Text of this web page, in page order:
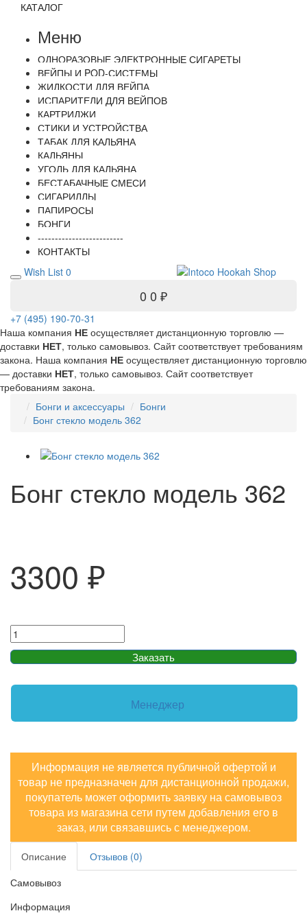
КАТАЛОГ
Меню
ОДНОРАЗОВЫЕ ЭЛЕКТРОННЫЕ СИГАРЕТЫ
ВЕЙПЫ И POD-СИСТЕМЫ
ЖИДКОСТИ ДЛЯ ВЕЙПА
ИСПАРИТЕЛИ ДЛЯ ВЕЙПОВ
КАРТРИДЖИ
СТИКИ И УСТРОЙСТВА
ТАБАК ДЛЯ КАЛЬЯНА
КАЛЬЯНЫ
УГОЛЬ ДЛЯ КАЛЬЯНА
БЕСТАБАЧНЫЕ СМЕСИ
СИГАРИЛЛЫ
ПАПИРОСЫ
БОНГИ
-------------------------
КОНТАКТЫ
Wish List 0
0 0 ₽
+7 (495) 190-70-31
Наша компания НЕ осуществляет дистанционную торговлю —
доставки НЕТ, только самовывоз. Сайт соответствует требованиям
закона. Наша компания НЕ осуществляет дистанционную торговлю
— доставки НЕТ, только самовывоз. Сайт соответствует
требованиям закона.
Бонги и аксессуары
Бонги
Бонг стекло модель 362
Бонг стекло модель 362
3300 ₽
Заказать
Менеджер
Информация не является публичной офертой и
товар не предназначен для дистанционной продажи,
покупатель может оформить заявку на самовывоз
товара из магазина сети путем добавления его в
заказ, или связавшись с менеджером.
Описание
Отзывов (0)
Самовывоз
Информация